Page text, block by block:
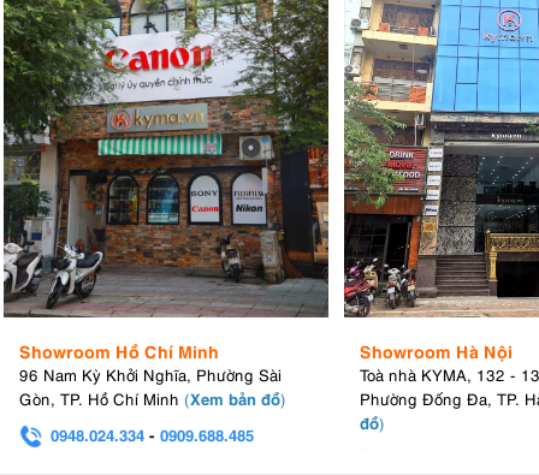
Showroom Hồ Chí Minh
96 Nam Kỳ Khởi Nghĩa, Phường Sài
Gòn, TP. Hồ Chí Minh (Xem bản đồ)
0948.024.334 - 0909.688.485
Showroom Hà Nội
Toà nhà KYMA, 132 -
Phường Đống Đa, TP.
đồ)